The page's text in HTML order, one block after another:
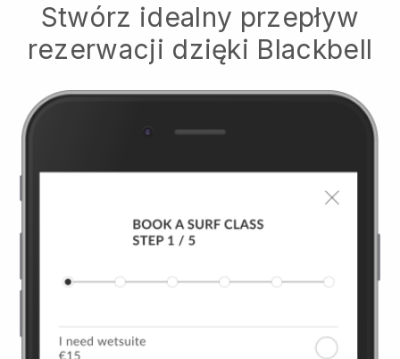
Stwórz idealny przepływ
rezerwacji dzięki Blackbell